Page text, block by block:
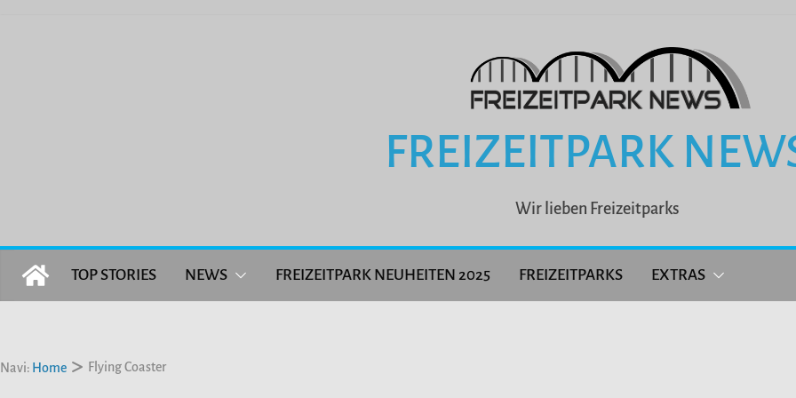
FREIZEITPARK
Wir lieben Freizeitparks
TOP STORIES NEWS FREIZEITPARK NEUHEITEN 2025 FREIZEITPARKS EXTRAS
Navi: Home Flying Coaster